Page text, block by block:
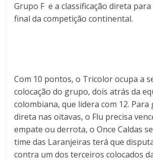
Grupo F e a classificação direta
final da competição continental.
Com 10 pontos, o Tricolor ocupa a
colocação do grupo, dois atrás da
colombiana, que lidera com 12.
direta nas oitavas, o Flu precisa
empate ou derrota, o Once Caldas
time das Laranjeiras terá que
contra um dos terceiros colocados